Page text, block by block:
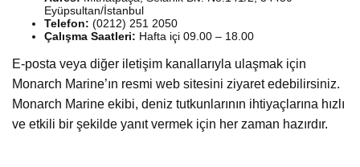
Eyüpsultan/İstanbul
Telefon: (0212) 251 2050
Çalışma Saatleri: Hafta içi 09.00 – 18.00
E-posta veya diğer iletişim kanallarıyla ulaşmak için
Monarch Marine’ın resmi web sitesini ziyaret edebilirsiniz.
Monarch Marine ekibi, deniz tutkunlarının ihtiyaçlarına hızlı
ve etkili bir şekilde yanıt vermek için her zaman hazırdır.